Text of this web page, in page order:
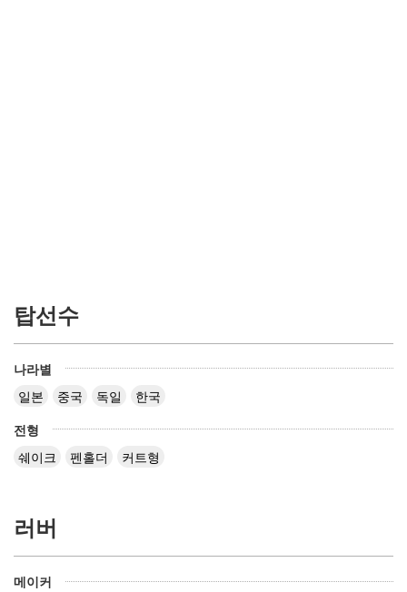
탑선수
나라별
일본
중국 독일
한국
전형
쉐이크
펜홀더 커트형
러버
메이커